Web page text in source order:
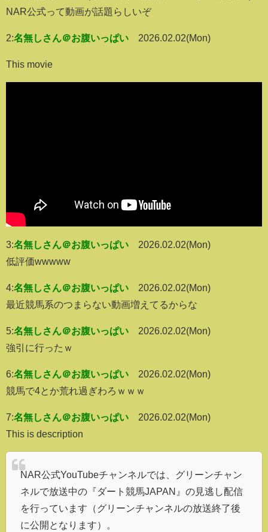
NAR公式って動画が話題らしいぞ
2:名無しさん＠お腹いっぱい 2026.02.02(Mon)
This movie
3:名無しさん＠お腹いっぱい
2026.02.02(Mon)
低評価wwwww
4:名無しさん＠お腹いっぱい
2026.02.02(Mon)
最近競馬系のつまらない動画増えてるからな
5:名無しさん＠お腹いっぱい
2026.02.02(Mon)
強引に行ったｗ
6:名無しさん＠お腹いっぱい
2026.02.02(Mon)
競馬で4とか荒れ過ぎわろｗｗｗ
7:名無しさん＠お腹いっぱい
2026.02.02(Mon)
This is description
NAR公式YouTubeチャンネルでは、グリーンチャン
ネルで放送中の『ダート競馬JAPAN』の見逃し配信
を行っています（グリーンチャンネルの放送終了後
に公開となります）。